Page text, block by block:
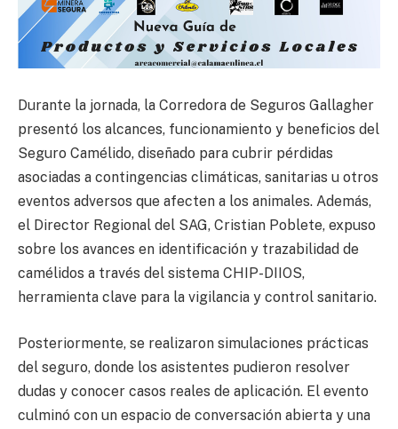
Durante la jornada, la Corredora de Seguros Gallagher
presentó los alcances, funcionamiento y beneficios del
Seguro Camélido, diseñado para cubrir pérdidas
asociadas a contingencias climáticas, sanitarias u otros
eventos adversos que afecten a los animales. Además,
el Director Regional del SAG, Cristian Poblete, expuso
sobre los avances en identificación y trazabilidad de
camélidos a través del sistema CHIP-DIIOS,
herramienta clave para la vigilancia y control sanitario.
Posteriormente, se realizaron simulaciones prácticas
del seguro, donde los asistentes pudieron resolver
dudas y conocer casos reales de aplicación. El evento
culminó con un espacio de conversación abierta y una